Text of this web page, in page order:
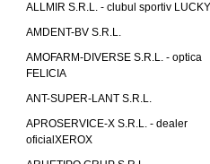
ALLMIR S.R.L. - clubul sportiv
AMDENT-BV S.R.L.
AMOFARM-DIVERSE S.R.L. - optica
FELICIA
ANT-SUPER-LANT S.R.L.
APROSERVICE-X S.R.L. - dealer
oficialXEROX